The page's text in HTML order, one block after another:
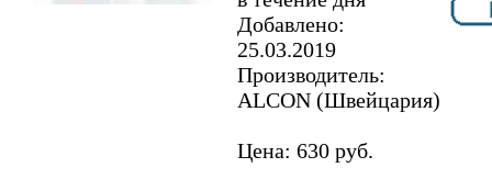
Добавлено:
25.03.2019
Производитель:
ALCON (Швейцария)
Цена: 630 руб.